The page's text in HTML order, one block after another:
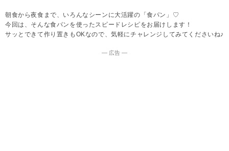
朝食から夜食まで、いろんなシーンに大活躍の「食パン」♡
今回は、そんな食パンを使ったスピードレシピをお届けします！
サッとできて作り置きもOKなので、気軽にチャレンジしてみてくださいね♪
― 広告 ―